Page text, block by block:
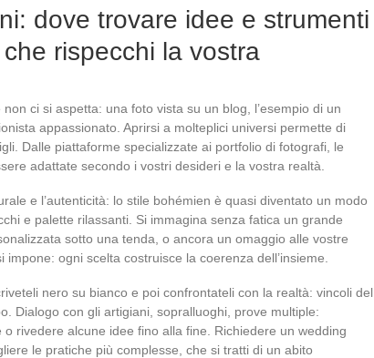
dove trovare idee e strumenti
rispecchi la vostra
ci si aspetta: una foto vista su un blog, l’esempio di un
appassionato. Aprirsi a molteplici universi permette di
Dalle piattaforme specializzate ai portfolio di fotografi, le
adattate secondo i vostri desideri e la vostra realtà.
e l’autenticità: lo stile bohémien è quasi diventato un modo
e palette rilassanti. Si immagina senza fatica un grande
sotto una tenda, o ancora un omaggio alle vostre
ogni scelta costruisce la coerenza dell’insieme.
nero su bianco e poi confrontateli con la realtà: vincoli del
Dialogo con gli artigiani, sopralluoghi, prove multiple:
rivedere alcune idee fino alla fine. Richiedere un wedding
le pratiche più complesse, che si tratti di un abito